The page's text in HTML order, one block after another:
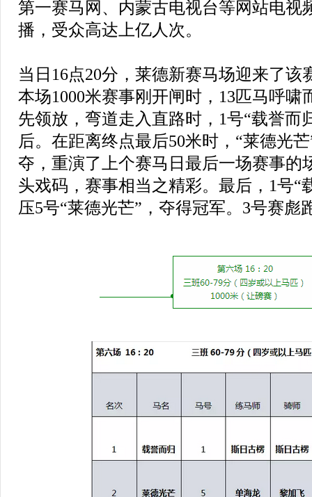
第一赛马网、内蒙古电视台等网站电视
播，受众高达上亿人次。
当日16点20分，莱德新赛马场迎来了该
本场1000米赛事刚开闸时，13匹马呼啸
先领放，弯道走入直路时，1号“载誉而
后。在距离终点最后50米时，“莱德光
夺，重演了上个赛马日最后一场赛事的
头戏码，赛事相当之精彩。最后，1号“
压5号“莱德光芒”，夺得冠军。3号赛彪